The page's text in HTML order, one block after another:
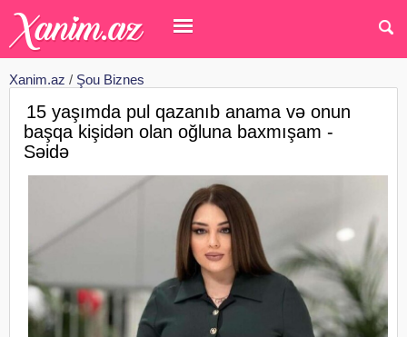
Xanim.az / Şou Biznes
15 yaşımda pul qazanıb anama və onun
başqa kişidən olan oğluna baxmışam -
Səidə